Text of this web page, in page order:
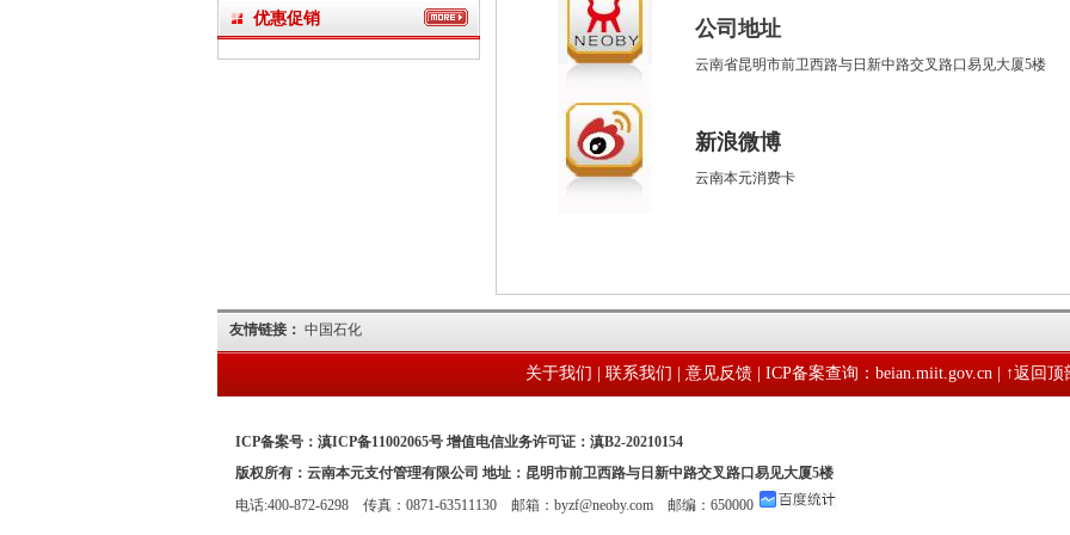
优惠促销 公司地址
云南省昆明市前卫西路与日新中路交叉路口易见大厦5楼
新浪微博
云南本元消费卡
友情链接： 中国石化
关于我们 联系我们 意见反馈| ICP备案查询：beian.miit.gov.cn| ↑返回顶
ICP备案号：滇ICP备11002065号 增值电信业务许可证：滇B2-20210154
版权所有：云南本元支付管理有限公司 地址：昆明市前卫西路与日新中路交叉路口易见大厦5楼
电话:400-872-6298 传真：0871-63511130 邮箱：byzf@neoby.com 邮编：650000